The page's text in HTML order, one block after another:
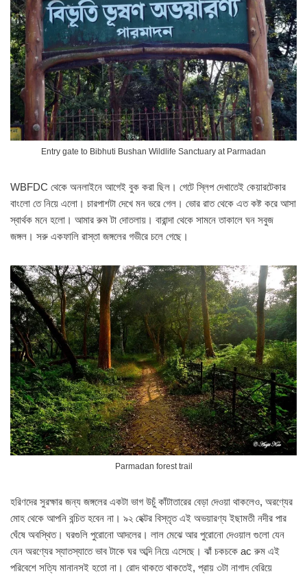
Entry gate to Bibhuti Bushan Wildlife Sanctuary at Parmadan
WBFDC থেকে অনলাইনে আগেই বুক করা ছিল। গেটে স্লিপ দেখাতেই কেয়ারটেকার
বাংলো তে নিয়ে এলো। চারপাশটা দেখে মন ভরে গেল। ভোর রাত থেকে এত কষ্ট করে আসা
স্বার্থক মনে হলো। আমার রুম টা দোতলায়। বারান্দা থেকে সামনে তাকালে ঘন সবুজ
জঙ্গল। সরু একফালি রাস্তা জঙ্গলের গভীরে চলে গেছে।
Parmadan forest trail
হরিণদের সুরক্ষার জন্য জঙ্গলের একটা ভাগ উচুঁ কাঁটাতারের বেড়া দেওয়া থাকলেও, অরণ্যের
মোহ থেকে আপনি বন্চিত হবেন না। ৯২ হেক্টর বিস্তৃত এই অভয়ারণ্য ইছামতী নদীর পার
ঘেঁষে অবস্থিত। ঘরগুলি পুরোনো আদলের। লাল মেঝে আর পুরোনো দেওয়াল গুলো যেন
যেন অরণ্যের স্যাতস্যাতে ভাব টাকে ঘর অব্দি নিয়ে এসেছে। ঝাঁ চকচকে ac রুম এই
পরিবেশে সত্যি মানানসই হতো না। রোদ থাকতে থাকতেই, প্রায় ৩টা নাগাদ বেরিয়ে